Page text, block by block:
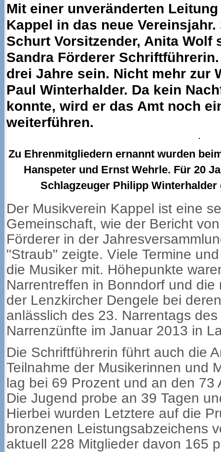
Mit einer unveränderten
Kappel in das neue
Schurt Vorsitzender, Anita
Sandra Förderer
drei Jahre sein. Nicht mehr zur
Paul Winterhalder. Da kein
konnte, wird er das Amt noch
weiterführen.
Zu Ehrenmitgliedern ernannt wurden
Hanspeter und Ernst Wehrle. Für 20
Schlagzeuger Philipp
Der Musikverein Kappel ist eine
Gemeinschaft, wie der Bericht
Förderer in der
"Straub" zeigte. Viele Termine
die Musiker mit. Höhepunkte
Narrentreffen in Bonndorf und
der Lenzkircher Dengele bei
anlässlich des 23. Narrentags
Narrenzünfte im Januar 2013 in
Die Schriftführerin führt auch die
Teilnahme der Musikerinnen und
lag bei 69 Prozent und an den 73
Die Jugend probe an 39 Tagen
Hierbei wurden Letztere auf die
bronzenen Leistungsabzeichens
aktuell 228 Mitglieder davon 165